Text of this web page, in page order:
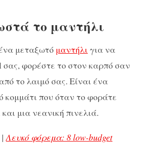
το μαντήλι
μεταξωτό μαντήλι για να
σας, φορέστε το στον καρπό σαν
το λαιμό σας. Είναι ένα
κομμάτι που όταν το φοράτε
μια νεανική πινελιά.
Λευκό φόρεμα: 8 low-budget